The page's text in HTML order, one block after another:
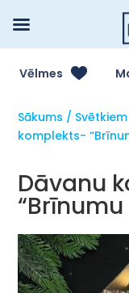
Vēlmes
Sākums / Svētkiem
komplekts-
Dāvanu